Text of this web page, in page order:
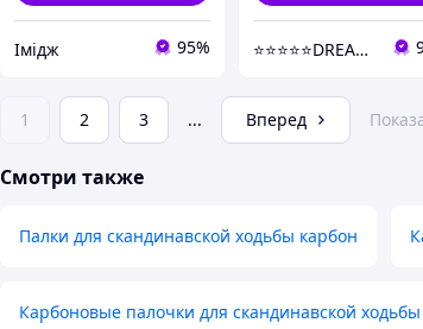
Імідж 95% ⭐️⭐️⭐️⭐️⭐️DREAM ON SHOP
1 2 3 ... Вперед
Смотри также
Палки для скандинавской ходьбы карбон
Карбоновые палочки для скандинавской ходьбы